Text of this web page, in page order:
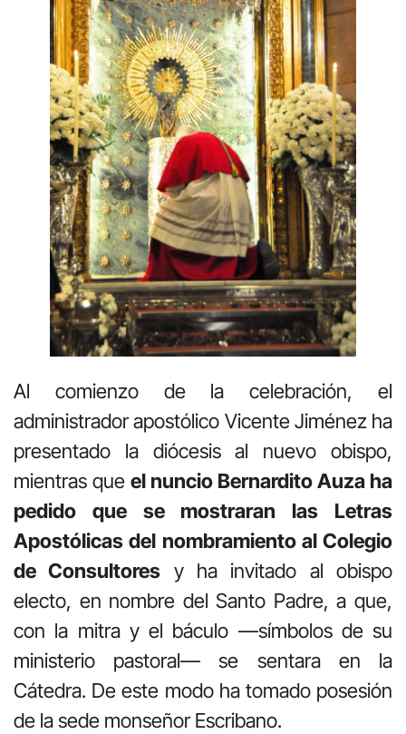
Al comienzo de la celebración, el
administrador apostólico Vicente Jiménez ha
presentado la diócesis al nuevo obispo,
mientras que el nuncio Bernardito Auza ha
pedido que se mostraran las Letras
Apostólicas del nombramiento al Colegio
de Consultores y ha invitado al obispo
electo, en nombre del Santo Padre, a que,
con la mitra y el báculo —símbolos de su
ministerio pastoral— se sentara en la
Cátedra. De este modo ha tomado posesión
de la sede monseñor Escribano.